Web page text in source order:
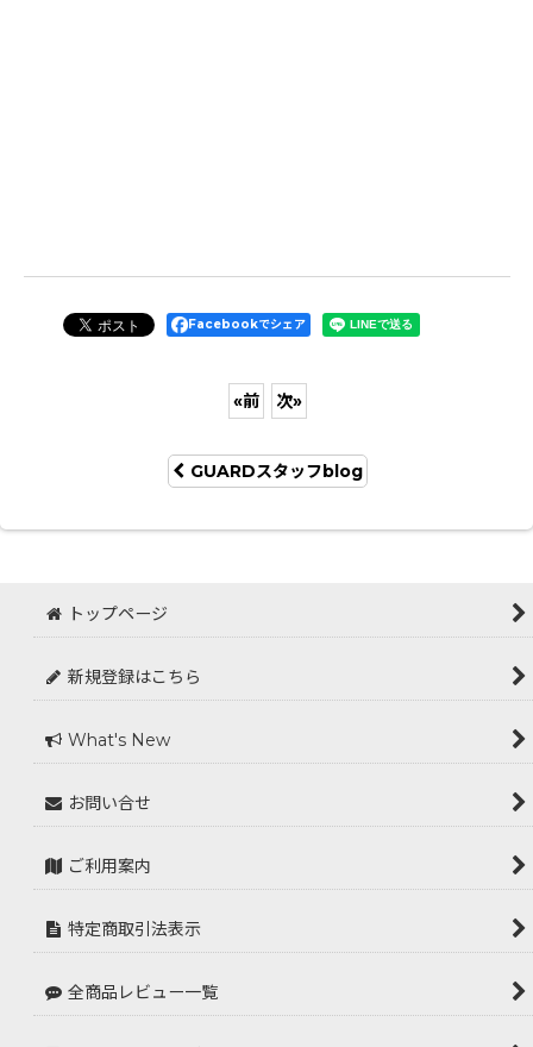
Facebookでシェア
«前 次»
GUARDスタッフblog
トップページ
新規登録はこちら
What's New
お問い合せ
ご利用案内
特定商取引法表示
全商品レビュー一覧